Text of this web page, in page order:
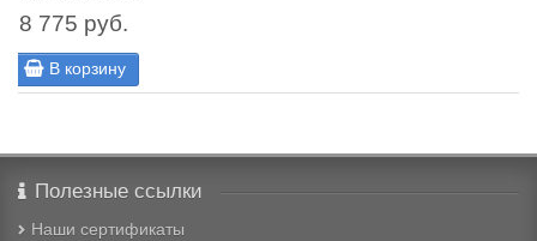
8 775 руб.
В корзину
Полезные ссылки
Наши сертификаты